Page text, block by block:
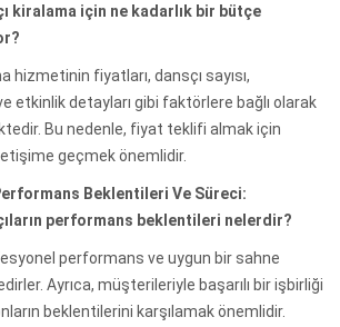
kiralama için ne kadarlık bir bütçe
hizmetinin fiyatları, dansçı sayısı,
etkinlik detayları gibi faktörlere bağlı olarak
Bu nedenle, fiyat teklifi almak için
geçmek önemlidir.
Beklentileri Ve Süreci:
performans beklentileri nelerdir?
performans ve uygun bir sahne
Ayrıca, müşterileriyle başarılı bir işbirliği
beklentilerini karşılamak önemlidir.